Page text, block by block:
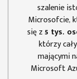
szalenie
Microsofcie,
się z5 tys.
którzy
mającymi
Microsoft